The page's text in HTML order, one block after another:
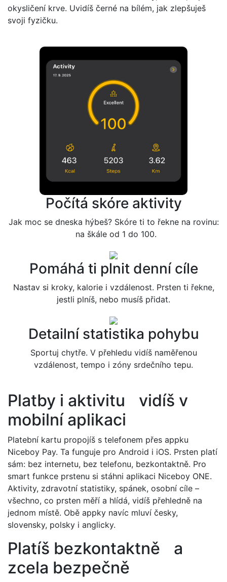
okysličení krve. Uvidíš černé na bílém, jak zlepšuješ
svoji fyzičku.
Počítá skóre aktivity
Jak moc se dneska hýbeš? Skóre ti to řekne na rovinu:
na škále od 1 do 100.
Pomáhá ti plnit denní cíle
Nastav si kroky, kalorie i vzdálenost. Prsten ti řekne,
jestli plníš, nebo musíš přidat.
Detailní statistika pohybu
Sportuj chytře. V přehledu vidíš naměřenou
vzdálenost, tempo i zóny srdečního tepu.
Platby i aktivitu vidíš v
mobilní aplikaci
Platební kartu propojíš s telefonem přes appku
Niceboy Pay. Ta funguje pro Android i iOS. Prsten platí
sám: bez internetu, bez telefonu, bezkontaktně. Pro
smart funkce prstenu si stáhni aplikaci Niceboy ONE.
Aktivity, zdravotní statistiky, spánek, osobní cíle –
všechno, co prsten měří a hlídá, vidíš přehledně na
jednom místě. Obě appky navíc mluví česky,
slovensky, polsky i anglicky.
Platíš bezkontaktně a
zcela bezpečně